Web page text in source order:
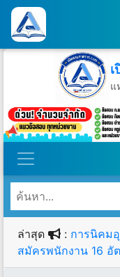
แ
วันอา
ล่าสุด : การนิคม
สมัครพนักงาน 16 อั